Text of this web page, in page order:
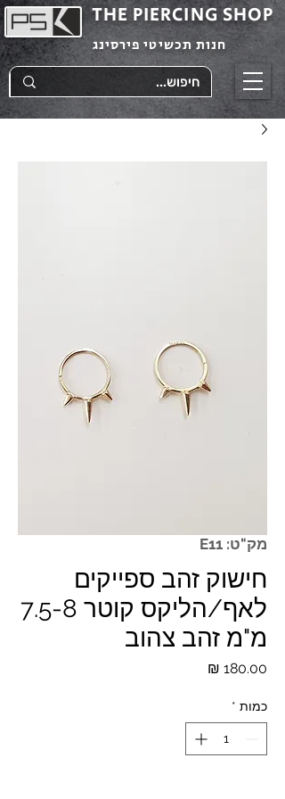
THE PIERCING SHOP
חנות תכשיטי פירסינג
מק"ט: E11
חישוק זהב ספייקים
לאף/הליקס קוטר 7.5-8
מ"מ זהב צהוב
כמות *